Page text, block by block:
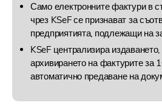
Само електронните фактури в
чрез KSeF се признават за
предприятията, подлежащи на
KSeF централизира
архивирането на фактурите за
автоматично предаване на